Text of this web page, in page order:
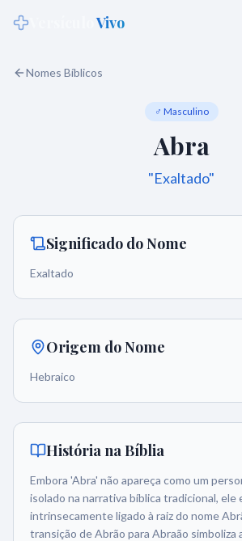
Vivo
Nomes Bíblicos
♂ Masculino
Abra
"Exaltado"
Significado do Nome
Exaltado
Origem do Nome
Hebraico
História na Bíblia
Embora 'Abra' não apareça como um
isolado na narrativa bíblica tradicional, ele
intrinsecamente ligado à raiz do nome
transição de Abrão para Abraão simboliza